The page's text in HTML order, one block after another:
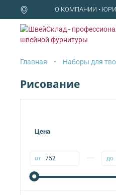
О КОМПАНИИ •
Главная Наборы для
Рисование
Цена
от до